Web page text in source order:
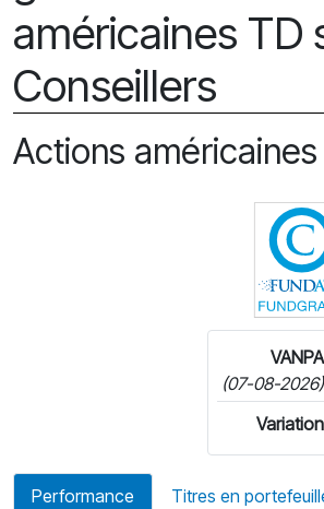
américaines TD
Conseillers
Actions américaines
VANPA
(07-08-2026)
Variation
Performance Titres en